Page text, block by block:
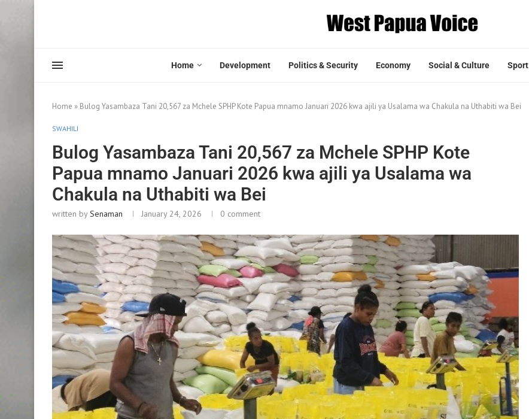
Home Development Politics & Security Economy Social & Culture Sport
Home » Bulog Yasambaza Tani 20,567 za Mchele SPHP Kote Papua mnamo Januari 2026 kwa ajili ya Usalama wa Chakula na Uthabiti wa Bei
SWAHILI
Bulog Yasambaza Tani 20,567 za Mchele SPHP Kote
Papua mnamo Januari 2026 kwa ajili ya Usalama wa
Chakula na Uthabiti wa Bei
written bySenaman January 24, 2026 0 comment